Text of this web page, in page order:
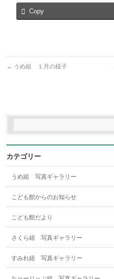
Copy
← うめ組 １月の様子
カテゴリー
うめ組 写真ギャラリー
こども館からのお知らせ
こども館だより
さくら組 写真ギャラリー
すみれ組 写真ギャラリー